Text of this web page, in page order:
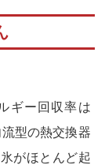
ギー回収率は
型の熱交換器
がほとんど起